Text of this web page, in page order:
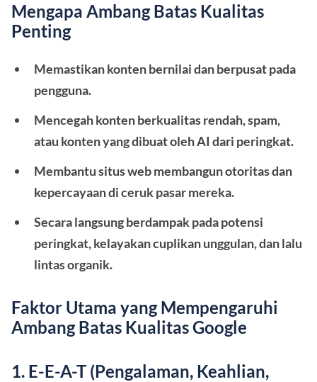
Mengapa Ambang Batas Kualitas
Penting
Memastikan konten bernilai dan berpusat pada
pengguna.
Mencegah konten berkualitas rendah, spam,
atau konten yang dibuat oleh AI dari peringkat.
Membantu situs web membangun otoritas dan
kepercayaan di ceruk pasar mereka.
Secara langsung berdampak pada potensi
peringkat, kelayakan cuplikan unggulan, dan lalu
lintas organik.
Faktor Utama yang Mempengaruhi
Ambang Batas Kualitas Google
1. E-E-A-T (Pengalaman, Keahlian,